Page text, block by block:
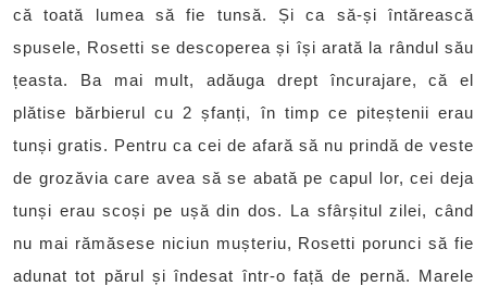
că toată lumea să fie tunsă. Și ca să-și întărească
spusele, Rosetti se descoperea și își arată la rândul său
țeasta. Ba mai mult, adăuga drept încurajare, că el
plătise bărbierul cu 2 șfanți, în timp ce piteștenii erau
tunși gratis. Pentru ca cei de afară să nu prindă de veste
de grozăvia care avea să se abată pe capul lor, cei deja
tunși erau scoși pe ușă din dos. La sfârșitul zilei, când
nu mai rămăsese niciun mușteriu, Rosetti porunci să fie
adunat tot părul și îndesat într-o față de pernă. Marele